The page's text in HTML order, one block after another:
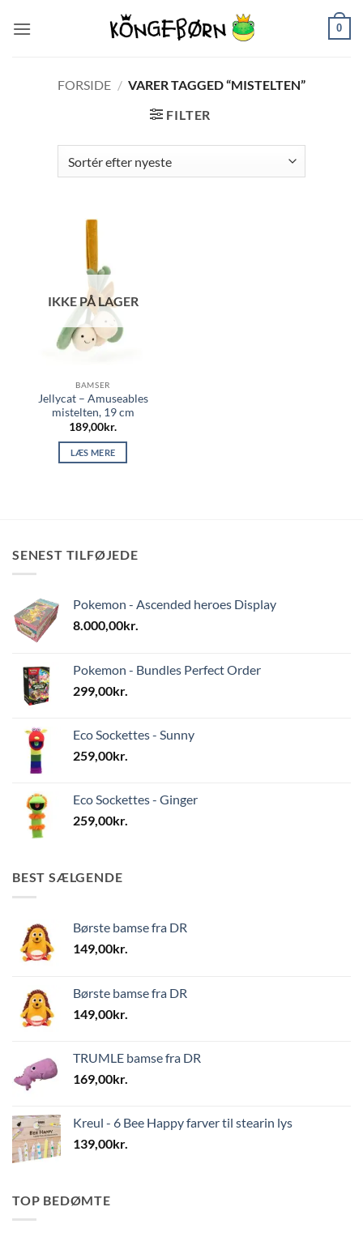
0
FORSIDE / VARER TAGGED “MISTELTEN”
FILTER
IKKE PÅ LAGER
BAMSER
Jellycat – Amuseables
mistelten, 19 cm
189,00kr.
LÆS MERE
SENEST TILFØJEDE
Pokemon - Ascended heroes Display
8.000,00kr.
Pokemon - Bundles Perfect Order
299,00kr.
Eco Sockettes - Sunny
259,00kr.
Eco Sockettes - Ginger
259,00kr.
BEST SÆLGENDE
Børste bamse fra DR
149,00kr.
Børste bamse fra DR
149,00kr.
TRUMLE bamse fra DR
169,00kr.
Kreul - 6 Bee Happy farver til stearin lys
139,00kr.
TOP BEDØMTE